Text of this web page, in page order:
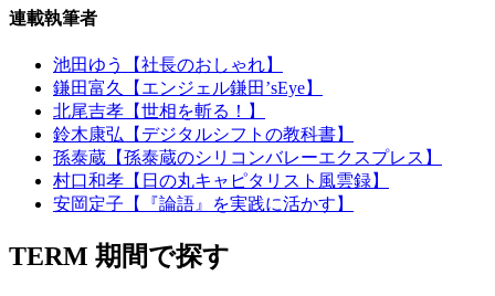
連載執筆者
池田ゆう【社長のおしゃれ】
鎌田富久【エンジェル鎌田’sEye】
北尾吉孝【世相を斬る！】
鈴木康弘【デジタルシフトの教科書】
孫泰蔵【孫泰蔵のシリコンバレーエクスプレス】
村口和孝【日の丸キャピタリスト風雲録】
安岡定子【『論語』を実践に活かす】
TERM 期間で探す